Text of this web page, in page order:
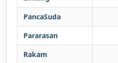
PancaSuda
Pararasan
Rakam